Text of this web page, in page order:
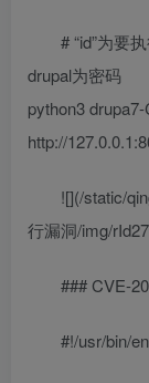
# “id”为要
drupal为密码
python3
http://
![](/static/
行漏洞/img/
### CVE-
#!/usr/bin/